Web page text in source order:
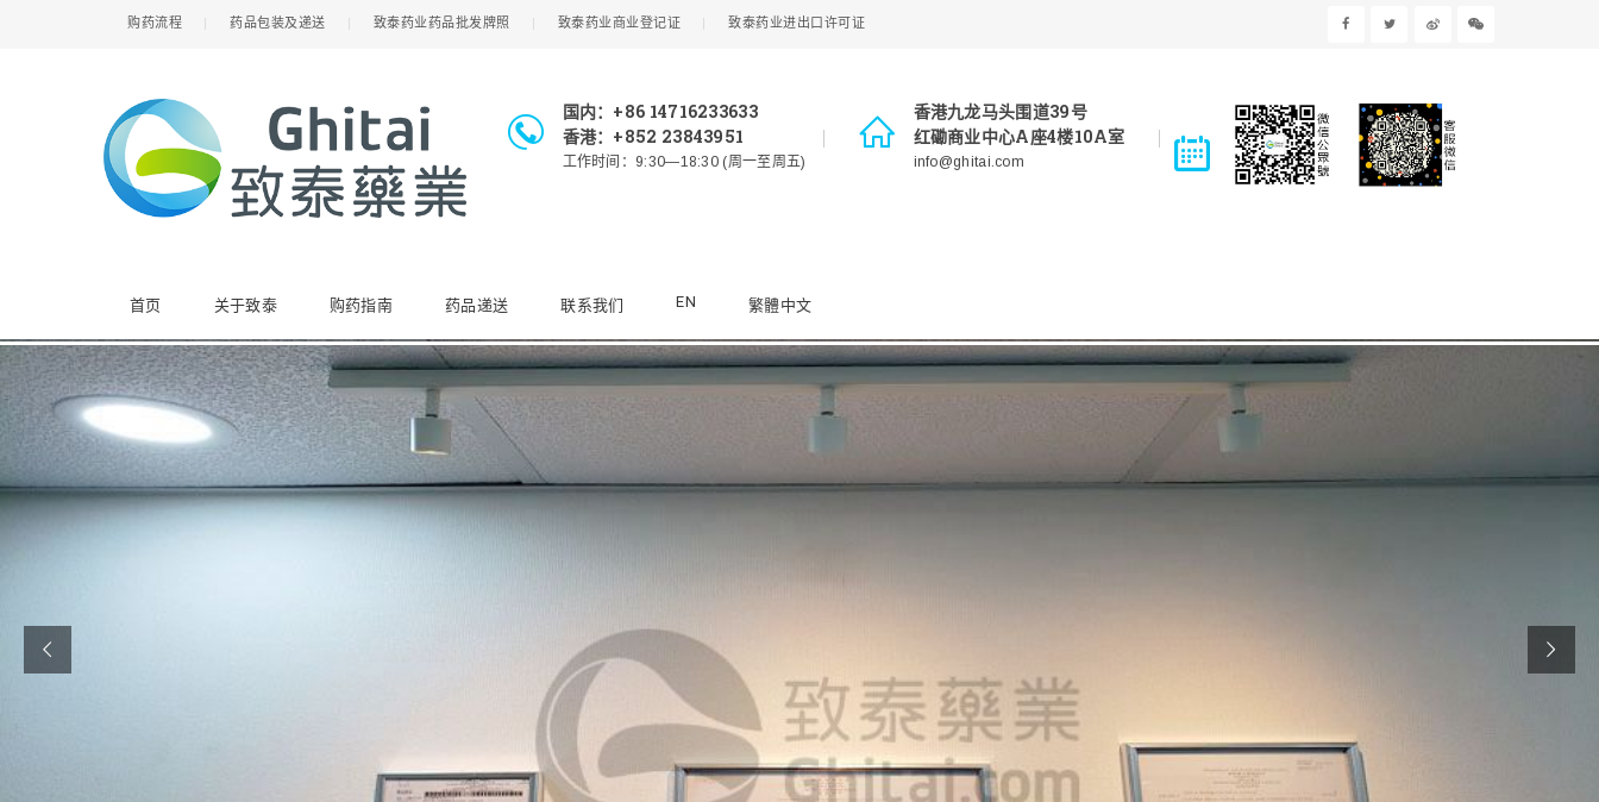
购药流程 药品包装及递送 致泰药业药品批发牌照 致泰药业商业登记证 致泰药业进出口许可证
国内：+86 14716233633
香港：+852 23843951
工作时间：9:30—18:30 (周一至周五)
香港九龙马头围道39号
红磡商业中心A座4楼10A室
info@ghitai.com
首页 关于致泰 购药指南 药品递送 联系我们 EN 繁體中文